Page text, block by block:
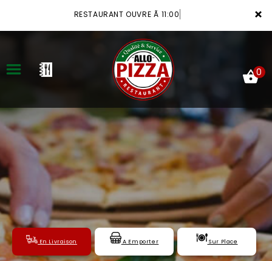
×
RESTAURANT OUVRE Ã 11:00
ACCUEIL
LA CARTE
NOTRE RESTAURANT
VOS AVIS
0
En Livraison A Emporter Sur Place